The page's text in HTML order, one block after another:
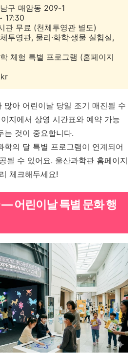
구 매암동 209-1
17:30
관 무료 (천체투영관 별도)
투영관, 물리·화학·생물 실험실,
체험 특별 프로그램 (홈페이지
많아 어린이날 당일 조기 매진될 수
지에서 상영 시간표와 예약 가능
는 것이 중요합니다.
학의 달 특별 프로그램이 연계되어
될 수 있어요. 울산과학관 홈페이지
체크해두세요!
어린이날 특별 문화 행